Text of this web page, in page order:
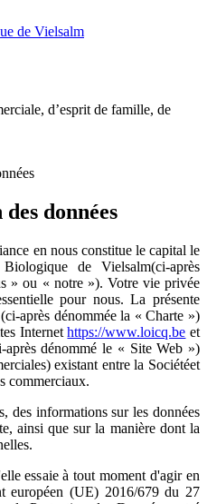
de Vielsalm
données
en nous constitue le capital le
de Vielsalm(ci-après
» ou « notre »). Votre vie privée
pour nous. La présente
après dénommée la « Charte »)
Internethttps://www.loicq.be et
après dénommé le « Site Web »)
existant entre la Sociétéet
commerciaux.
des informations sur les données
ainsi que sur la manière dont la
essaie à tout moment d'agir en
européen (UE) 2016/679 du 27